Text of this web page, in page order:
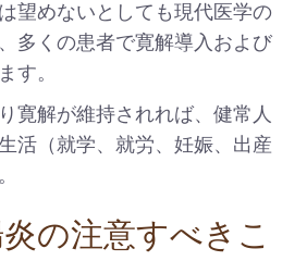
望めないとしても現代医学の
多くの患者で寛解導入および
す。
寛解が維持されれば、健常人
活（就学、就労、妊娠、出産
の注意すべきこ